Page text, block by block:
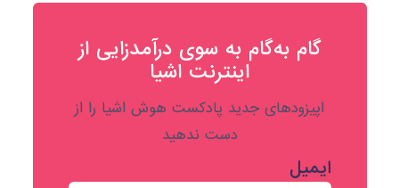
گام به‌گام به‌ سوی درآمدزایی از
اینترنت اشیا
اپیزودهای جدید پادکست هوش اشیا را از
دست ندهید
ایمیل